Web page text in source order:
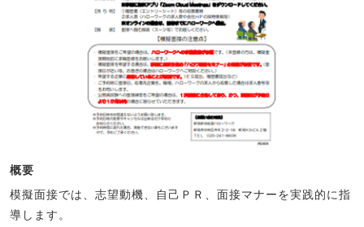
概要
模擬面接では、志望動機、自己ＰＲ、面接マナーを実践的に指
導します。